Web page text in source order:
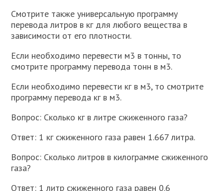
Смотрите также универсальную программу
перевода литров в кг для любого вещества в
зависимости от его плотности.
Если необходимо перевести м3 в тонны, то
смотрите программу перевода тонн в м3.
Если необходимо перевести кг в м3, то смотрите
программу перевода кг в м3.
Вопрос: Сколько кг в литре сжиженного газа?
Ответ: 1 кг сжиженного газа равен 1.667 литра.
Вопрос: Сколько литров в килограмме сжиженного
газа?
Ответ: 1 литр сжиженного газа равен 0.6